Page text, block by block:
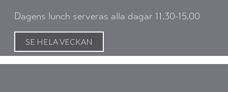
Dagens lunch serveras alla dagar 11.30-15.00
SE HELA VECKAN